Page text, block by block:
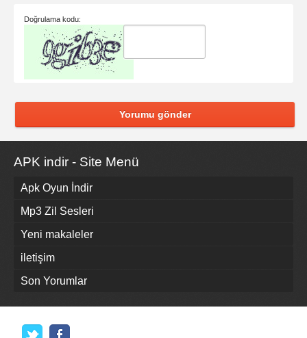
Doğrulama kodu:
Yorumu gönder
APK indir - Site Menü
Apk Oyun İndir
Mp3 Zil Sesleri
Yeni makaleler
iletişim
Son Yorumlar